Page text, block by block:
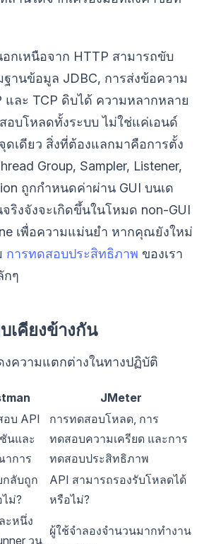
กเหนือจาก HTTP สามารถขับ
านข้อมูล JDBC, การส่งข้อความ
และ TCP ดิบได้ ความหลากหลาย
บโหลดทั้งระบบ ไม่ใช่แค่เอนด์
ดเดียว สิ่งที่ต้องแลกมาคือการตั้ง
Group, Sampler, Listener,
ถูกกำหนดค่าผ่าน GUI บนเด
ริงจังจะเกิดขึ้นในโหมด non-GUI
เพื่อความแม่นยำ หากคุณยังใหม่
การทดสอบประสิทธิภาพ ของเรา
กๆ
เคียงข้างกัน
งความแตกต่างในทางปฏิบัติ
JMeter
อบ API
นและ
าการ
การทดสอบโหลด, การ
ทดสอบความเครียด และการ
ทดสอบประสิทธิภาพ
กลับถูก
ม่?
API สามารถรองรับโหลดได้
หรือไม่?
ะหนึ่ง
วน
ผู้ใช้จำลองจำนวนมากทำงาน